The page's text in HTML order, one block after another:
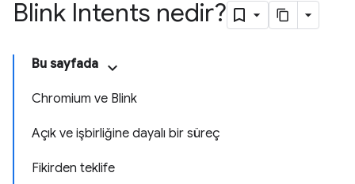
Blink Intents nedir?
Bu sayfada
Chromium ve Blink
Açık ve işbirliğine dayalı bir süreç
Fikirden teklife